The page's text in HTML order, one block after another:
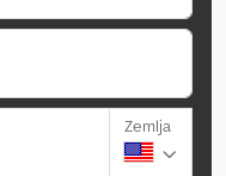
Zemlja